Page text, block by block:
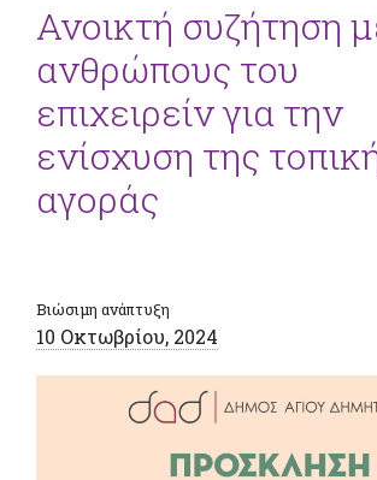
Ανοικτή συζήτηση
ανθρώπους του
επιχειρείν για την
ενίσχυση της
αγοράς
Βιώσιμη ανάπτυξη
10 Οκτωβρίου, 2024